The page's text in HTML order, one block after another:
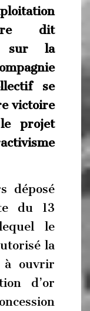
dit
sur la
se
victoire
projet
déposé
du 13
le
la
à ouvrir
d’or